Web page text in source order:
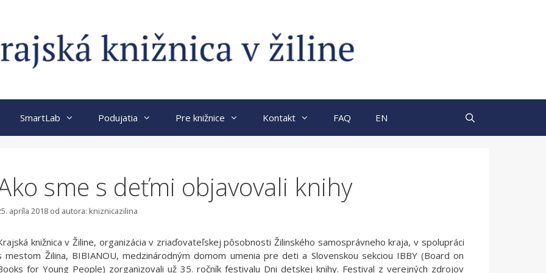
SmartLab Podujatia Pre knižnice Kontakt FAQ EN
sme s deťmi objavovali knihy
apríla 2018 od autora: kniznicazilina
knižnica v Žiline, organizácia v zriaďovateľskej pôsobnosti Žilinského samosprávneho kraja, v spolupráci
mestom Žilina, BIBIANOU, medzinárodným domom umenia pre deti a Slovenskou sekciou IBBY (Board on
for Young People) zorganizovali už 35. ročník festivalu Dni detskej knihy. Festival z verejných zdrojov